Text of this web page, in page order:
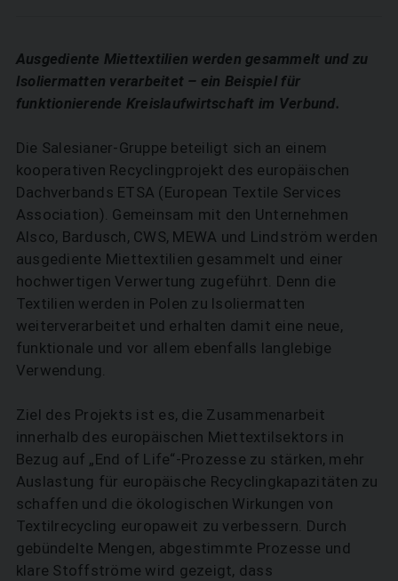
Ausgediente Miettextilien werden gesammelt und zu
Isoliermatten verarbeitet – ein Beispiel für
funktionierende Kreislaufwirtschaft im Verbund.
Die Salesianer-Gruppe beteiligt sich an einem
kooperativen Recyclingprojekt des europäischen
Dachverbands ETSA (European Textile Services
Association). Gemeinsam mit den Unternehmen
Alsco, Bardusch, CWS, MEWA und Lindström werden
ausgediente Miettextilien gesammelt und einer
hochwertigen Verwertung zugeführt. Denn die
Textilien werden in Polen zu Isoliermatten
weiterverarbeitet und erhalten damit eine neue,
funktionale und vor allem ebenfalls langlebige
Verwendung.
Ziel des Projekts ist es, die Zusammenarbeit
innerhalb des europäischen Miettextilsektors in
Bezug auf „End of Life“-Prozesse zu stärken, mehr
Auslastung für europäische Recyclingkapazitäten zu
schaffen und die ökologischen Wirkungen von
Textilrecycling europaweit zu verbessern. Durch
gebündelte Mengen, abgestimmte Prozesse und
klare Stoffströme wird gezeigt, dass